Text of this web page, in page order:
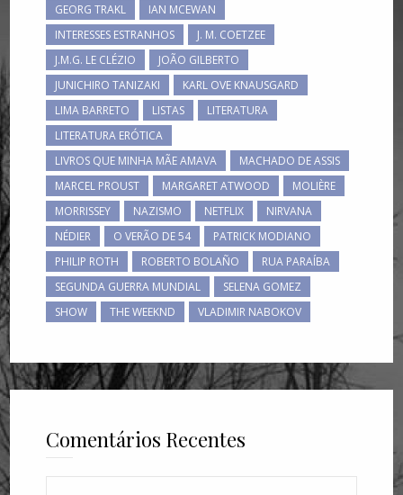
GEORG TRAKL
IAN MCEWAN
INTERESSES ESTRANHOS
J. M. COETZEE
J.M.G. LE CLÉZIO
JOÃO GILBERTO
JUNICHIRO TANIZAKI
KARL OVE KNAUSGARD
LIMA BARRETO
LISTAS
LITERATURA
LITERATURA ERÓTICA
LIVROS QUE MINHA MÃE AMAVA
MACHADO DE ASSIS
MARCEL PROUST
MARGARET ATWOOD
MOLIÈRE
MORRISSEY
NAZISMO NETFLIX
NIRVANA
NÉDIER
O VERÃO DE 54
PATRICK MODIANO
PHILIP ROTH
ROBERTO BOLAÑO
RUA PARAÍBA
SEGUNDA GUERRA MUNDIAL
SELENA GOMEZ
SHOW
THE WEEKND VLADIMIR NABOKOV
Comentários Recentes